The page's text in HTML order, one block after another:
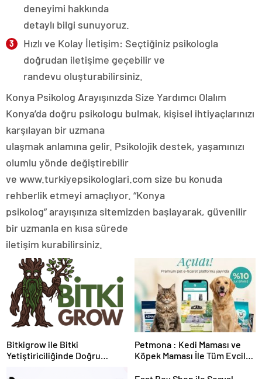
deneyimi hakkında
detaylı bilgi sunuyoruz.
Hızlı ve Kolay İletişim: Seçtiğiniz psikologla
doğrudan iletişime geçebilir ve
randevu oluşturabilirsiniz.
Konya Psikolog Arayışınızda Size Yardımcı Olalım
Konya’da doğru psikologu bulmak, kişisel ihtiyaçlarınızı
karşılayan bir uzmana
ulaşmak anlamına gelir. Psikolojik destek, yaşamınızı
olumlu yönde değiştirebilir
ve www.turkiyepsikologlari.com size bu konuda
rehberlik etmeyi amaçlıyor. “Konya
psikolog” arayışınıza sitemizden başlayarak, güvenilir
bir uzmanla en kısa sürede
iletişim kurabilirsiniz.
Bitkigrow ile Bitki
Yetiştiriciliğinde Doğru
Petmona : Kedi Maması ve
Köpek Maması İle Tüm Evcil